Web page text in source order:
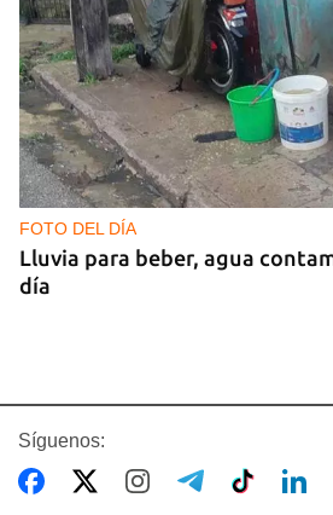
FOTO DEL DÍA
Lluvia para beber, agua
día
Síguenos: